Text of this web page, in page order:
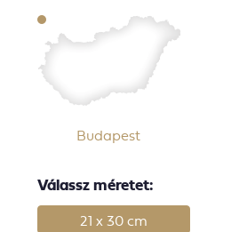
Budapest
Válassz méretet:
21 x 30 cm